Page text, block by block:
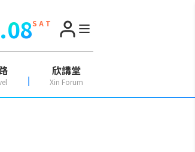
S A T
欣講堂
Xin Forum